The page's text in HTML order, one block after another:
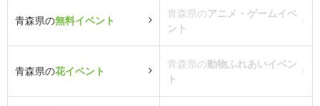
青森県の無料イベント
青森県のアニメ・ゲームイベ
ント
青森県の花イベント
青森県の動物ふれあいイベン
ト